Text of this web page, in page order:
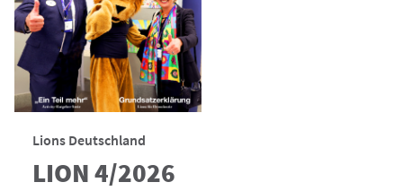
Lions Deutschland
LION 4/2026